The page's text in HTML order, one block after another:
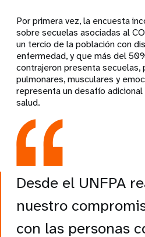
Por primera vez, la encuesta
sobre secuelas asociadas al
un tercio de la población con
enfermedad, y que más del
contrajeron presenta secuelas,
pulmonares, musculares y
representa un desafío
salud.
Desde el UNFPA
nuestro
con las personas